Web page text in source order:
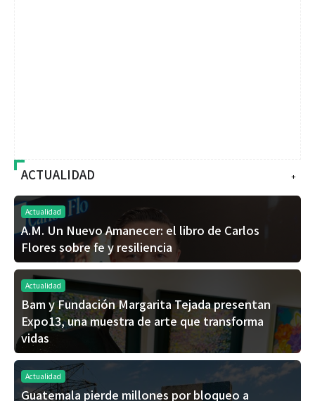
+
ACTUALIDAD
Actualidad
A.M. Un Nuevo Amanecer: el libro de Carlos
Flores sobre fe y resiliencia
Actualidad
Bam y Fundación Margarita Tejada presentan
Expo13, una muestra de arte que transforma
vidas
Actualidad
Guatemala pierde millones por bloqueo a